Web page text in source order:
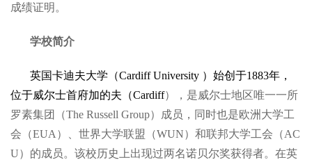
成绩证明。
学校简介
英国卡迪夫大学（Cardiff University ）始创于1883年，
位于威尔士首府加的夫（Cardiff），是威尔士地区唯一一所
罗素集团（The Russell Group）成员，同时也是欧洲大学工
会（EUA）、世界大学联盟（WUN）和联邦大学工会（AC
U）的成员。该校历史上出现过两名诺贝尔奖获得者。在英